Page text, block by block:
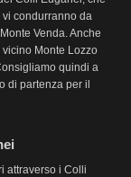
condurranno da
Venda. Anche
vicino Monte Lozzo
quindi a
di partenza per il
attraverso i Colli